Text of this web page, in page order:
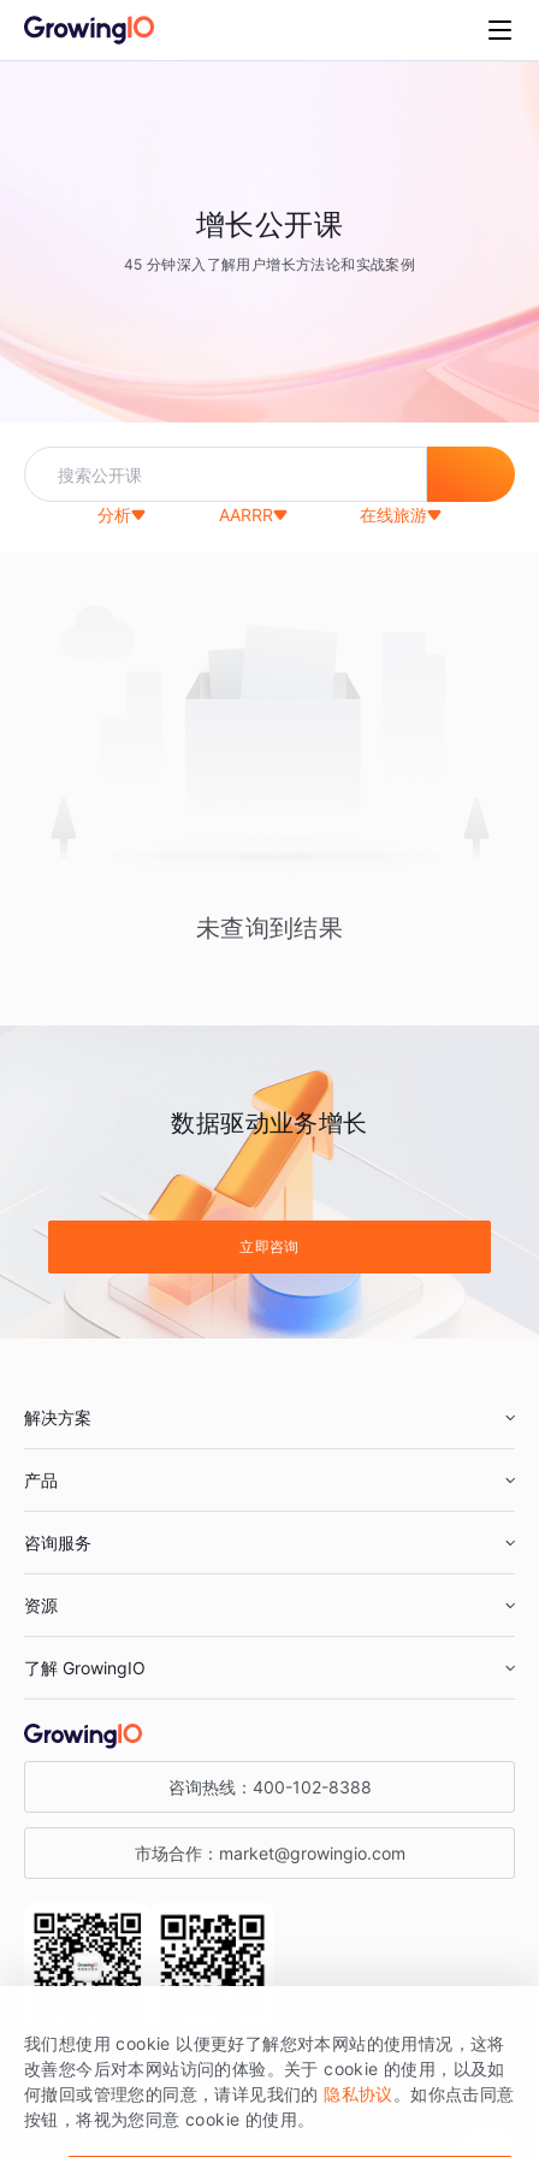
增长公开课
45 分钟深入了解用户增长方法论和实战案例
分析 AARRR 在线旅游
未查询到结果
数据驱动业务增长
立即咨询
解决方案
鞋服行业
汽车行业
金融行业
产品
智能运营
获客分析
咨询服务
资源
增长公开课
增长博客
开发者文档
SDK 文档
场景指南
了解 GrowingIO
关于 GrowingIO
增长大会
行业活动
咨询热线： 400-102-8388
市场合作： market@growingio.com
关注公众号 获取更多干货
GrowingIO 是专注于数据智能分析与增长的品牌，核心平台为 GrowingIO
分析云。
我们想使用 cookie 以便更好了解您对本网站的使用情况，这将
改善您今后对本网站访问的体验。关于 cookie 的使用，以及如
何撤回或管理您的同意，请详见我们的 隐私协议 。如你点击同意
按钮，将视为您同意 cookie 的使用。